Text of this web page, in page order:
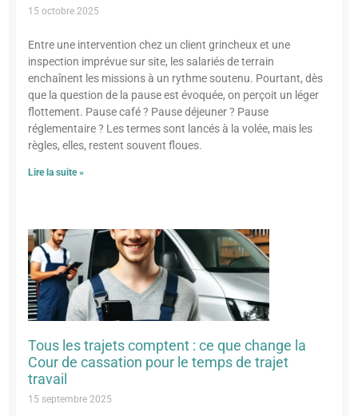
15 octobre 2025
Entre une intervention chez un client grincheux et une
inspection imprévue sur site, les salariés de terrain
enchaînent les missions à un rythme soutenu. Pourtant, dès
que la question de la pause est évoquée, on perçoit un léger
flottement. Pause café ? Pause déjeuner ? Pause
réglementaire ? Les termes sont lancés à la volée, mais les
règles, elles, restent souvent floues.
Lire la suite »
Tous les trajets comptent : ce que change la
Cour de cassation pour le temps de trajet
travail
15 septembre 2025